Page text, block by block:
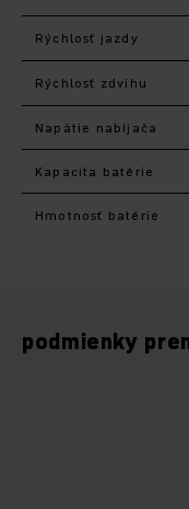
Rýchlosť jazdy
Rýchlosť zdvihu
Napätie nabíjača
Kapacita batérie
Hmotnosť batérie
podmienky